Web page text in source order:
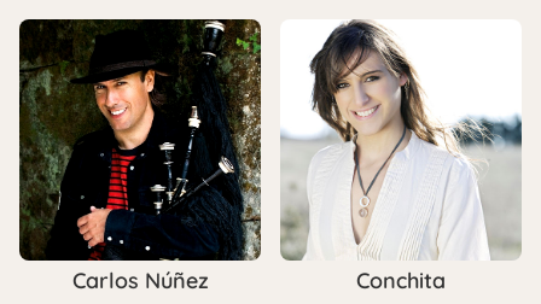
Carlos Núñez Conchita